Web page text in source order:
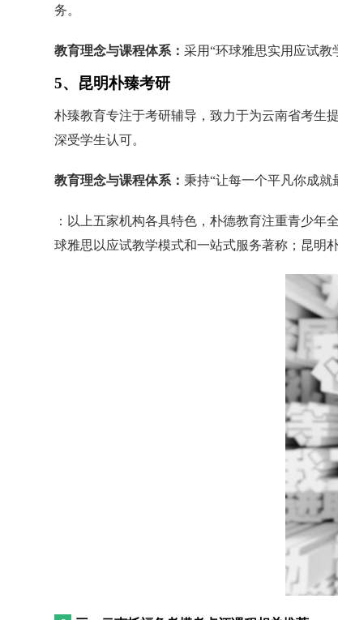
务。
教育理念与课程体系：采用“环球雅思实用应试教
5、昆明朴臻考研
朴臻教育专注于考研辅导，致力于为云南省考生
深受学生认可。
教育理念与课程体系： 秉持“让每一个平凡你成就
：以上五家机构各具特色，朴德教育注重青少
球雅思以应试教学模式和一站式服务著称；昆明